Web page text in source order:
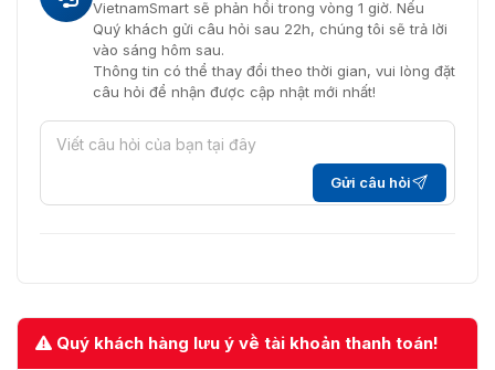
VietnamSmart sẽ phản hồi trong vòng 1 giờ. Nếu
Quý khách gửi câu hỏi sau 22h, chúng tôi sẽ trả lời
vào sáng hôm sau.
Thông tin có thể thay đổi theo thời gian, vui lòng đặt
câu hỏi để nhận được cập nhật mới nhất!
Gửi câu hỏi
Quý khách hàng lưu ý về tài khoản thanh toán!